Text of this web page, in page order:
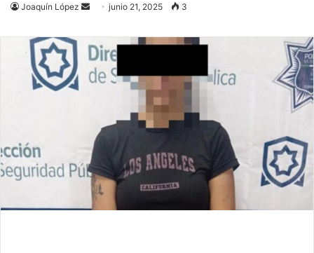
Joaquín López
Send
email
junio 21, 2025 3